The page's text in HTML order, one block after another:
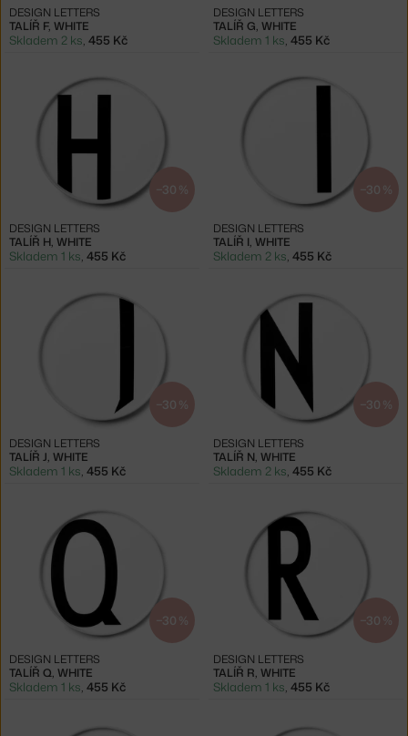
TALÍŘ F, WHITE
DESIGN LETTERS
Skladem 2 ks 455 Kč
TALÍŘ G, WHITE
DESIGN LETTERS
Skladem 1 ks 455 Kč
−30 %
TALÍŘ H, WHITE
DESIGN LETTERS
Skladem 1 ks 455 Kč
−30 %
TALÍŘ I, WHITE
DESIGN LETTERS
Skladem 2 ks 455 Kč
−30 %
TALÍŘ J, WHITE
DESIGN LETTERS
Skladem 1 ks, 455 Kč
−30 %
TALÍŘ N, WHITE
DESIGN LETTERS
Skladem 2 ks, 455 Kč
−30 %
TALÍŘ Q, WHITE
DESIGN LETTERS
Skladem 1 ks, 455 Kč
−30 %
TALÍŘ R, WHITE
DESIGN LETTERS
Skladem 1 ks, 455 Kč